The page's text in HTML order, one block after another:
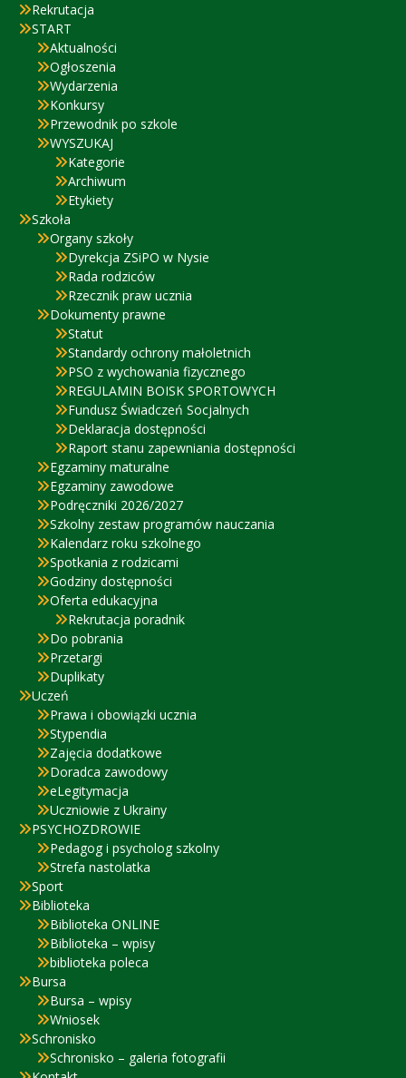
Rekrutacja
START
Aktualności
Ogłoszenia
Wydarzenia
Konkursy
Przewodnik po szkole
WYSZUKAJ
Kategorie
Archiwum
Etykiety
Szkoła
Organy szkoły
Dyrekcja ZSiPO w Nysie
Rada rodziców
Rzecznik praw ucznia
Dokumenty prawne
Statut
Standardy ochrony małoletnich
PSO z wychowania fizycznego
REGULAMIN BOISK SPORTOWYCH
Fundusz Świadczeń Socjalnych
Deklaracja dostępności
Raport stanu zapewniania dostępności
Egzaminy maturalne
Egzaminy zawodowe
Podręczniki 2026/2027
Szkolny zestaw programów nauczania
Kalendarz roku szkolnego
Spotkania z rodzicami
Godziny dostępności
Oferta edukacyjna
Rekrutacja poradnik
Do pobrania
Przetargi
Duplikaty
Uczeń
Prawa i obowiązki ucznia
Stypendia
Zajęcia dodatkowe
Doradca zawodowy
eLegitymacja
Uczniowie z Ukrainy
PSYCHOZDROWIE
Pedagog i psycholog szkolny
Strefa nastolatka
Sport
Biblioteka
Biblioteka ONLINE
Biblioteka – wpisy
biblioteka poleca
Bursa
Bursa – wpisy
Wniosek
Schronisko
Schronisko – galeria fotografii